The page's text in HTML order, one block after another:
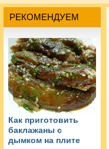
РЕКОМЕНДУЕМ
Как приготовить
баклажаны с
дымком на плите